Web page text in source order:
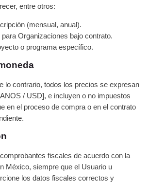
entre otros:
(mensual, anual).
Organizaciones bajo contrato.
o programa específico.
lo contrario, todos los precios se expresan
/ USD], e incluyen o no impuestos
en el proceso de compra o en el contrato
fiscales de acuerdo con la
México, siempre que el Usuario u
los datos fiscales correctos y